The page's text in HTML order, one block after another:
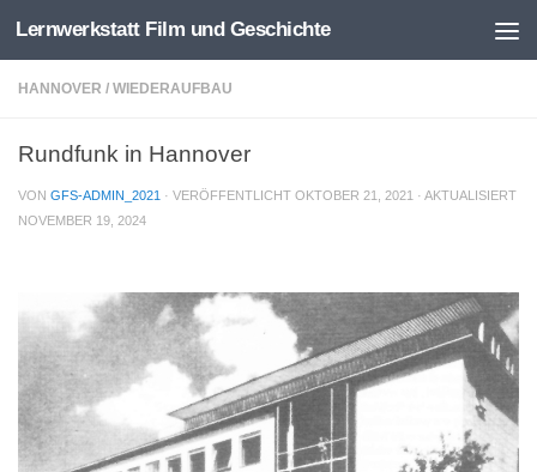
Zum Inhalt springen
Lernwerkstatt Film und Geschichte
HANNOVER / WIEDERAUFBAU
Rundfunk in Hannover
VON GFS-ADMIN_2021 · VERÖFFENTLICHT OKTOBER 21, 2021 · AKTUALISIERT
NOVEMBER 19, 2024